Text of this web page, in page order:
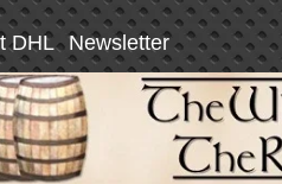
DHL Newsletter